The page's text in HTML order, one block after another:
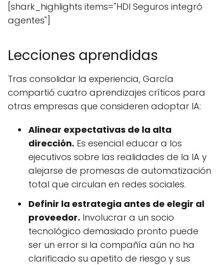
[shark_highlights items="HDI Seguros integró
agentes"]
Lecciones aprendidas
Tras consolidar la experiencia, García
compartió cuatro aprendizajes críticos para
otras empresas que consideren adoptar IA:
Alinear expectativas de la alta
dirección. Es esencial educar a los
ejecutivos sobre las realidades de la IA y
alejarse de promesas de automatización
total que circulan en redes sociales.
Definir la estrategia antes de elegir al
proveedor. Involucrar a un socio
tecnológico demasiado pronto puede
ser un error si la compañía aún no ha
clarificado su apetito de riesgo y sus